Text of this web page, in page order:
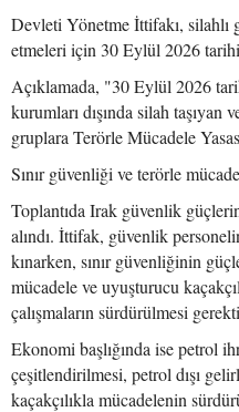
Devleti Yönetme İttifakı, silahlı
etmeleri için 30 Eylül 2026
Açıklamada, "30 Eylül 2026
kurumları dışında silah
gruplara Terörle Mücadele
Sınır güvenliği ve terörle
Toplantıda Irak güvenlik
alındı. İttifak, güvenlik
kınarken, sınır güvenliğinin
mücadele ve uyuşturucu
çalışmaların sürdürülmesi
Ekonomi başlığında ise petrol
çeşitlendirilmesi, petrol dışı
kaçakçılıkla mücadelenin